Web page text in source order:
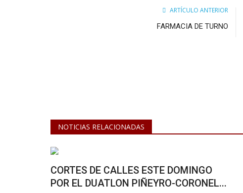
ARTÍCULO ANTERIOR
FARMACIA DE TURNO
NOTICIAS RELACIONADAS
CORTES DE CALLES ESTE DOMINGO
POR EL DUATLON PIÑEYRO-CORONEL...